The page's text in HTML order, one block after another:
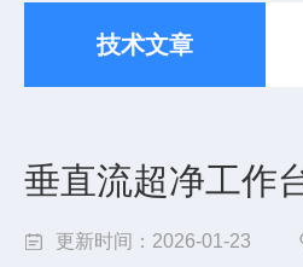
技术文章
垂直流超净工作
更新时间：2026-01-23